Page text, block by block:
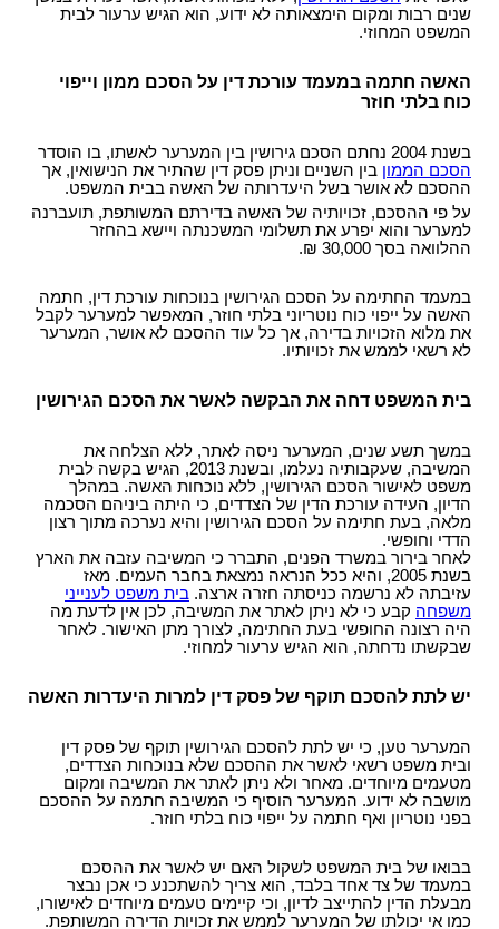
אי תשלום מזונות
מאסר עקב אי תשלום מזונות
מה ניתן להכיל בהסכם ממון?
הסכם לחיים משותפים
מתי חשוב לעשות צוואה
התנגדות לצוואה
צו ירושה
צו קיום צוואה
שנים רבות ומקום הימצאותה לא ידוע, הוא הגיש ערעור לבית
המשפט המחוזי.
האשה חתמה במעמד עורכת דין על הסכם ממון וייפוי
כוח בלתי חוזר
בשנת 2004 נחתם הסכם גירושין בין המערער לאשתו, בו הוסדר
הסכם הממון בין השניים וניתן פסק דין שהתיר את הנישואין, אך
ההסכם לא אושר בשל היעדרותה של האשה בבית המשפט.
על פי ההסכם, זכויותיה של האשה בדירתם המשותפת, תועברנה
למערער והוא יפרע את תשלומי המשכנתה ויישא בהחזר
ההלוואה בסך 30,000 ₪.
במעמד החתימה על הסכם הגירושין בנוכחות עורכת דין, חתמה
האשה על ייפוי כוח נוטריוני בלתי חוזר, המאפשר למערער לקבל
את מלוא הזכויות בדירה, אך כל עוד ההסכם לא אושר, המערער
לא רשאי לממש את זכויותיו.
בית המשפט דחה את הבקשה לאשר את הסכם הגירושין
במשך תשע שנים, המערער ניסה לאתר, ללא הצלחה את
המשיבה, שעקבותיה נעלמו, ובשנת 2013, הגיש בקשה לבית
משפט לאישור הסכם הגירושין, ללא נוכחות האשה. במהלך
הדיון, העידה עורכת הדין של הצדדים, כי היתה ביניהם הסכמה
מלאה, בעת חתימה על הסכם הגירושין והיא נערכה מתוך רצון
הדדי וחופשי.
לאחר בירור במשרד הפנים, התברר כי המשיבה עזבה את הארץ
בשנת 2005, והיא ככל הנראה נמצאת בחבר העמים. מאז
עזיבתה לא נרשמה כניסתה חזרה ארצה. בית משפט לענייני
משפחה קבע כי לא ניתן לאתר את המשיבה, לכן אין לדעת מה
היה רצונה החופשי בעת החתימה, לצורך מתן האישור. לאחר
שבקשתו נדחתה, הוא הגיש ערעור למחוזי.
יש לתת להסכם תוקף של פסק דין למרות היעדרות האשה
המערער טען, כי יש לתת להסכם הגירושין תוקף של פסק דין
ובית משפט רשאי לאשר את ההסכם שלא בנוכחות הצדדים,
מטעמים מיוחדים. מאחר ולא ניתן לאתר את המשיבה ומקום
מושבה לא ידוע. המערער הוסיף כי המשיבה חתמה על ההסכם
בפני נוטריון ואף חתמה על ייפוי כוח בלתי חוזר.
בבואו של בית המשפט לשקול האם יש לאשר את ההסכם
במעמד של צד אחד בלבד, הוא צריך להשתכנע כי אכן נבצר
מבעלת הדין להתייצב לדיון, וכי קיימים טעמים מיוחדים לאישורו,
כמו אי יכולתו של המערער לממש את זכויות הדירה המשותפת.